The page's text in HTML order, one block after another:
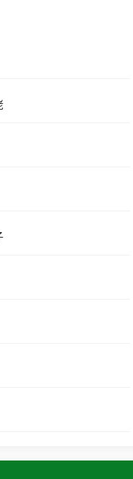
色是真实存在的，比如